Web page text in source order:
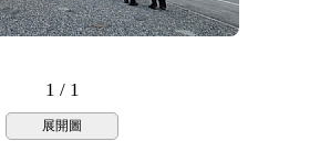
1 / 1
展開圖